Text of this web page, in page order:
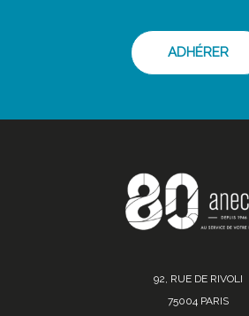
ADHÉRER
92, RUE DE RIVOLI
75004 PARIS